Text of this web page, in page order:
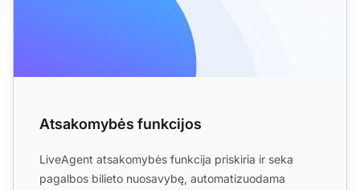
Atsakomybės funkcijos
LiveAgent atsakomybės funkcija priskiria ir seka
pagalbos bilieto nuosavybę, automatizuodama